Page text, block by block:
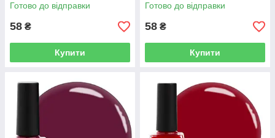
Готово до відправки
58 ₴
Купити
Готово до відправки
58 ₴
Купити